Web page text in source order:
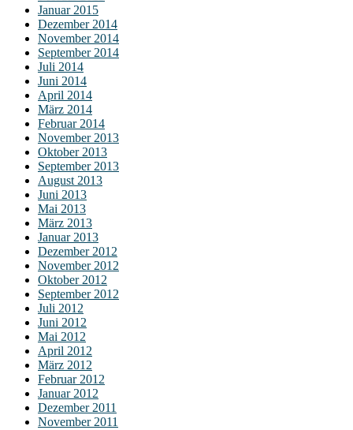
Januar 2015
Dezember 2014
November 2014
September 2014
Juli 2014
Juni 2014
April 2014
März 2014
Februar 2014
November 2013
Oktober 2013
September 2013
August 2013
Juni 2013
Mai 2013
März 2013
Januar 2013
Dezember 2012
November 2012
Oktober 2012
September 2012
Juli 2012
Juni 2012
Mai 2012
April 2012
März 2012
Februar 2012
Januar 2012
Dezember 2011
November 2011